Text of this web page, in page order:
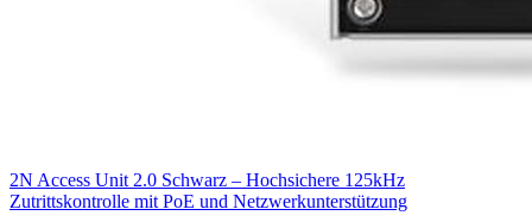
2N Access Unit 2.0 Schwarz – Hochsichere 125kHz
Zutrittskontrolle mit PoE und Netzwerkunterstützung